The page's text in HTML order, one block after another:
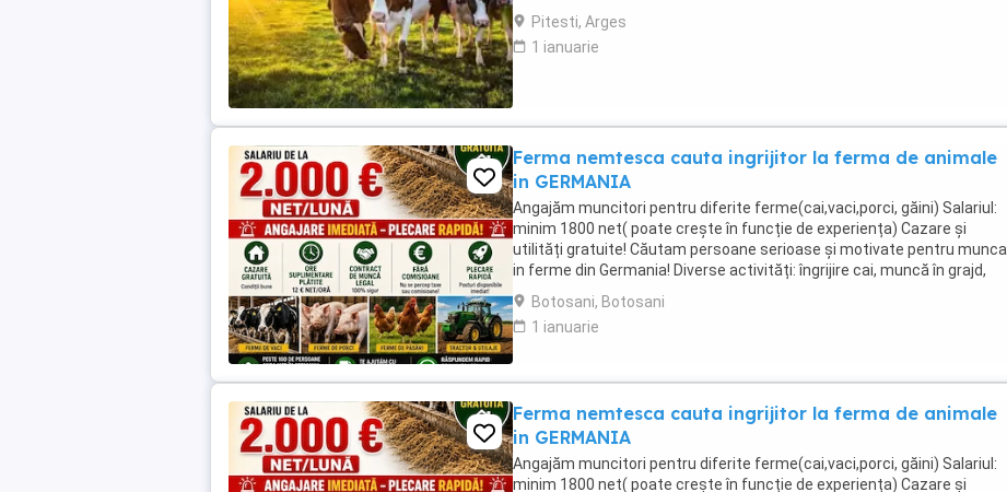
comisioane sau alte ...
Pitesti, Arges
1 ianuarie
Ferma nemtesca cauta ingrijitor la ferma de animale
in GERMANIA
Angajăm muncitori pentru diferite ferme(cai,vaci,porci, găini) Salariul:
minim 1800 net( poate crește în funcție de experiența) Cazare și
utilități gratuite! Căutam persoane serioase și motivate pentru munca
in ferme din Germania! Diverse activități: îngrijire cai, muncă în grajd,
agricultura, îngrijirea ...
Botosani, Botosani
1 ianuarie
Ferma nemtesca cauta ingrijitor la ferma de animale
in GERMANIA
Angajăm muncitori pentru diferite ferme(cai,vaci,porci, găini) Salariul:
minim 1800 net( poate crește în funcție de experiența) Cazare și